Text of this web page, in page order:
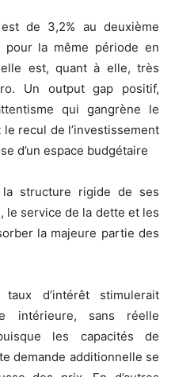
de 3,2% au deuxième
pour la même période en
est, quant à elle, très
Un output gap positif,
qui gangrène le
recul de l’investissement
d’un espace budgétaire
structure rigide de ses
le service de la dette et les
la majeure partie des
d’intérêt stimulerait
intérieure, sans réelle
les capacités de
demande additionnelle se